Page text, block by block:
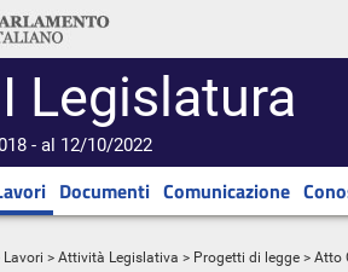
Legislatura
- al 12/10/2022
Documenti Comunicazione
Lavori > Attività Legislativa > Progetti di legge > Atto